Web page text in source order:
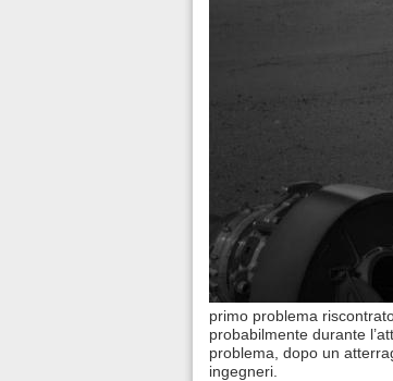
primo problema
probabilmente durante
problema, dopo un
ingegneri.